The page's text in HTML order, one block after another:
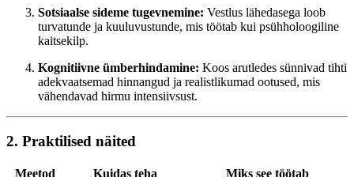
Sotsiaalse sideme tugevnemine: Vestlus lähedasega loob
turvatunde ja kuuluvustunde, mis töötab kui psühholoogiline
kaitsekilp.
Kognitiivne ümberhindamine: Koos arutledes sünnivad tihti
adekvaatsemad hinnangud ja realistlikumad ootused, mis
vähendavad hirmu intensiivsust.
2. Praktilised näited
Meetod Kuidas teha
Miks see töötab